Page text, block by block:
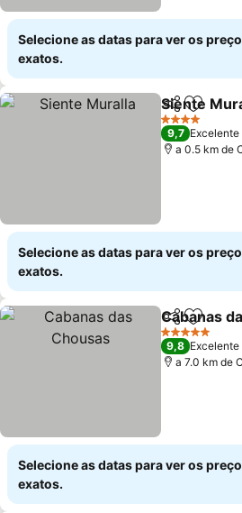
Selecione as datas para ver os
exatos.
Partilhar
Siente
4 Estrelas
9,7 Excelente
a 0.5 km de
Selecione as datas para ver os
exatos.
Partilhar
Cabanas
5 Estrelas
9,8 Excelente
a 7.0 km de
Selecione as datas para ver os
exatos.